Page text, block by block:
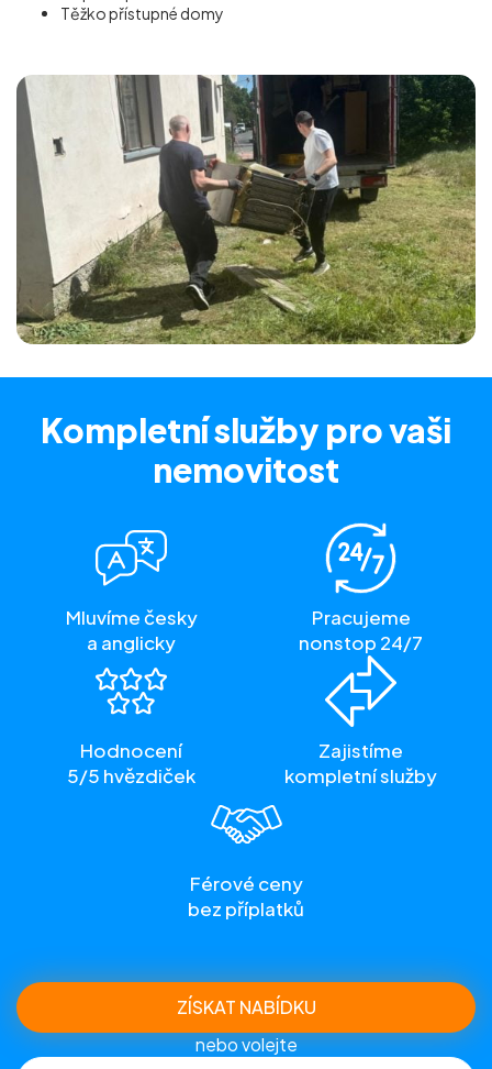
Těžko přístupné domy
Kompletní služby pro vaši
nemovitost
Mluvíme česky
a anglicky
Pracujeme
nonstop 24/7
Hodnocení
5/5 hvězdiček
Zajistíme
kompletní služby
Férové ceny
bez příplatků
ZÍSKAT NABÍDKU
nebo volejte